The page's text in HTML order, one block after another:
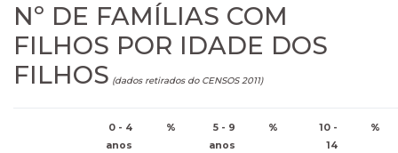
Nº DE FAMÍLIAS COM
FILHOS POR IDADE DOS
FILHOS (dados retirados do CENSOS 2011)
0 - 4
anos
%
5 - 9
anos
%
10 -
14
%